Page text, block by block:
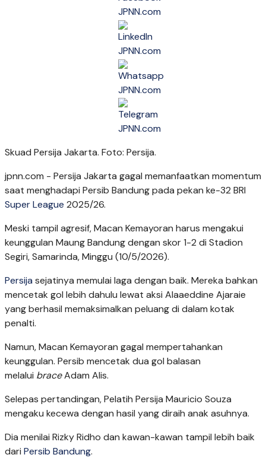
Skuad Persija Jakarta. Foto: Persija.
jpnn.com - Persija Jakarta gagal memanfaatkan momentum
saat menghadapi Persib Bandung pada pekan ke-32 BRI
Super League 2025/26.
Meski tampil agresif, Macan Kemayoran harus mengakui
keunggulan Maung Bandung dengan skor 1-2 di Stadion
Segiri, Samarinda, Minggu (10/5/2026).
Persija sejatinya memulai laga dengan baik. Mereka bahkan
mencetak gol lebih dahulu lewat aksi Alaaeddine Ajaraie
yang berhasil memaksimalkan peluang di dalam kotak
penalti.
Namun, Macan Kemayoran gagal mempertahankan
keunggulan. Persib mencetak dua gol balasan
melalui braceAdam Alis.
Selepas pertandingan, Pelatih Persija Mauricio Souza
mengaku kecewa dengan hasil yang diraih anak asuhnya.
Dia menilai Rizky Ridho dan kawan-kawan tampil lebih baik
dari Persib Bandung.